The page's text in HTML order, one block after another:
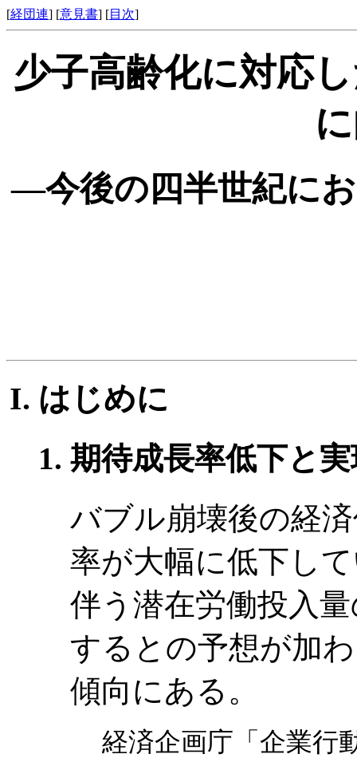
[経団連] [意見書] [目次]
少子高齢化に対応
―今後の四半世紀に
はじめに
期待成長率低下と
バブル崩壊後の経
率が大幅に低下し
伴う潜在労働投入
するとの予想が加
傾向にある。
経済企画庁「企業行